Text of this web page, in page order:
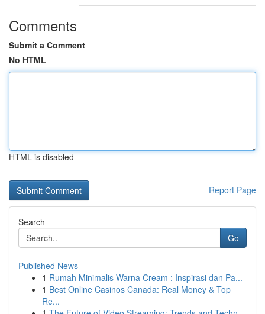
Comments
Submit a Comment
No HTML
HTML is disabled
Report Page
Search
Go
Published News
1 Rumah Minimalis Warna Cream : Inspirasi dan Pa...
1 Best Online Casinos Canada: Real Money & Top
Re...